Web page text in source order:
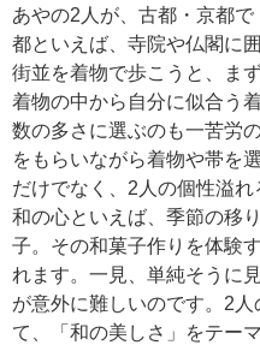
あやの2人が、古都・京都
都といえば、寺院や仏閣に
街並を着物で歩こうと、ま
着物の中から自分に似合う
数の多さに選ぶのも一苦労
をもらいながら着物や帯を
だけでなく、2人の個性溢れ
和の心といえば、季節の移
子。その和菓子作りを体験
れます。一見、単純そうに
が意外に難しいのです。2
て、「和の美しさ」をテー